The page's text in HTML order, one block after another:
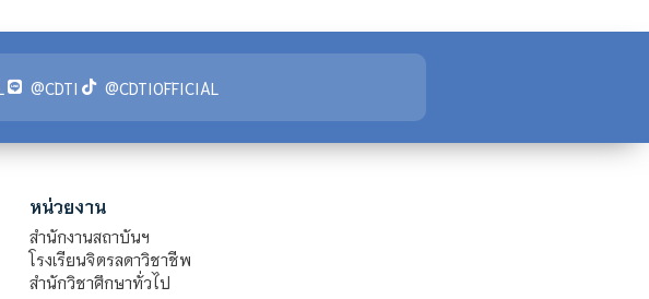
@CDTI @CDTIOFFICIAL
หน่วยงาน
สำนักงานสถาบันฯ
โรงเรียนจิตรลดาวิชาชีพ
สำนักวิชาศึกษาทั่วไป